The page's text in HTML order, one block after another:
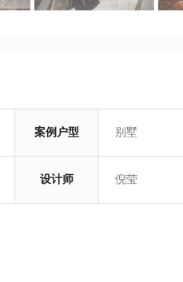
案例户型 别墅
设计师 倪莹